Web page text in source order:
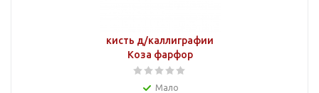
кисть д/каллиграфии
Коза фарфор
Мало